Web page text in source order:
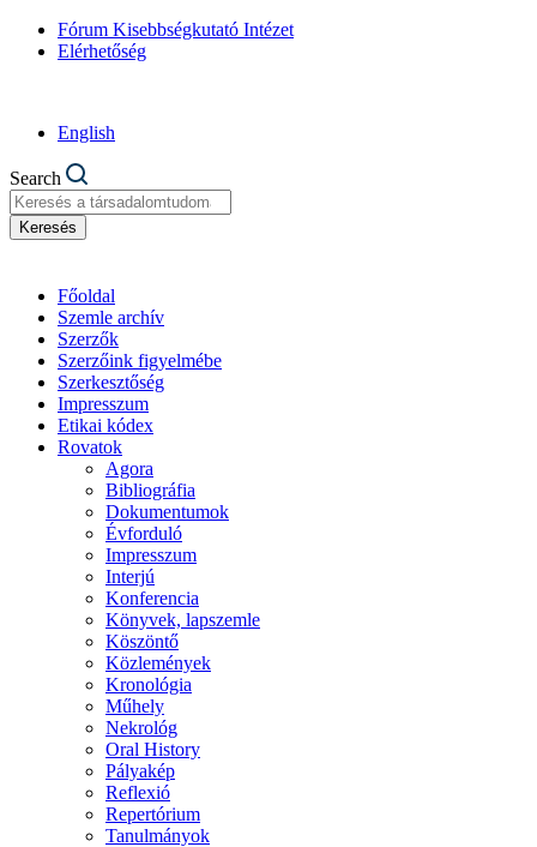
Fórum Kisebbségkutató Intézet
Elérhetőség
English
Search
Keresés
Főoldal
Szemle archív
Szerzők
Szerzőink figyelmébe
Szerkesztőség
Impresszum
Etikai kódex
Rovatok
Agora
Bibliográfia
Dokumentumok
Évforduló
Impresszum
Interjú
Konferencia
Könyvek, lapszemle
Köszöntő
Közlemények
Kronológia
Műhely
Nekrológ
Oral History
Pályakép
Reflexió
Repertórium
Tanulmányok